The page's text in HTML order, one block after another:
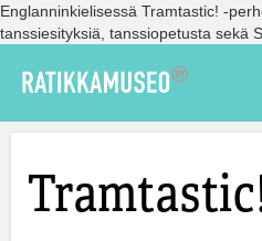
Englanninkielisessä Tramtastic! -
tanssiesityksiä, tanssiopetusta sekä